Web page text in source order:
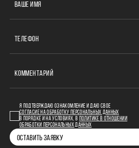
ВАШЕ ИМЯ
ТЕЛЕФОН
КОММЕНТАРИЙ
Я ПОДТВЕРЖДАЮ ОЗНАКОМЛЕНИЕ И ДАЮ СВОЕ
СОГЛАСИЕ НА ОБРАБОТКУ ПЕРСОНАЛЬНЫХ ДАННЫХ
В ПОРЯДКЕ И НА УСЛОВИЯХ, В
ПОЛИТИКЕ В ОТНОШЕНИИ
ОБРАБОТКИ ПЕРСОНАЛЬНЫХ ДАННЫХ
ОСТАВИТЬ ЗАЯВКУ